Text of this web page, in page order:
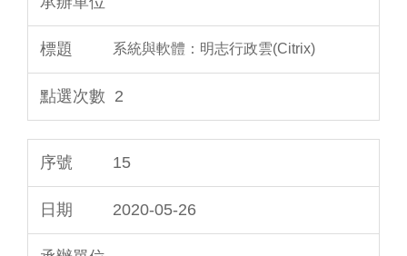
系統與軟體：明志行政雲(Citrix)
2
15
2020-05-26